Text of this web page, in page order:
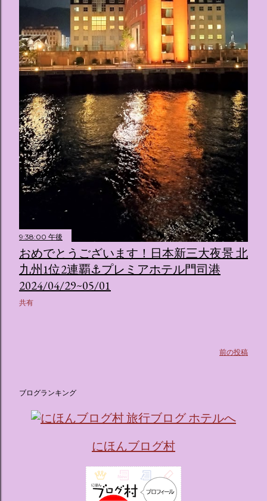
ス ：きらめく光に満ちたガーデンや、美しいボールルーム
（舞踏会）、さらには本物の砂を使ったピンク色の美しいビ
ーチ（ポチャッコの隣に座れるエリア）など、写真映え間違
いなしの空間が広がります。 🛌 2. 個性あふれる「9つの客室
（テーマルーム）」 イベントの目玉となるのが、サンリオの
人気キャラクターたちがそれぞれの“好き”や理想を詰め込ん
でデザインした客室のエリアです。 ハローキティ...
9:38:00 午後
おめでとうございます！日本新三大夜景 北
九州1位2連覇⚓プレミアホテル門司港
2024/04/29~05/01
共有
前の投稿
ブログランキング
にほんブログ村